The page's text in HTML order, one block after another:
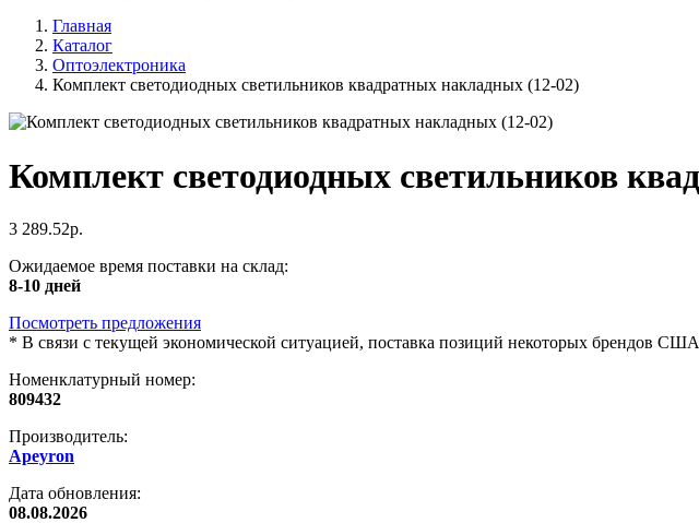
Главная
Каталог
Оптоэлектроника
Комплект светодиодных светильников квадратных накладных (12-02)
Комплект светодиодных светильников
3 289.52р.
Ожидаемое время поставки на склад:
8-10 дней
Посмотреть предложения
* В связи с текущей экономической ситуацией, поставка позиций некоторых брендов
Номенклатурный номер:
809432
Производитель:
Apeyron
Дата обновления:
08.08.2026